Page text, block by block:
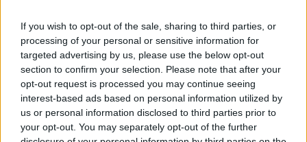
If you wish to opt-out of the sale, sharing to third parties, or
processing of your personal or sensitive information for
targeted advertising by us, please use the below opt-out
section to confirm your selection. Please note that after your
opt-out request is processed you may continue seeing
interest-based ads based on personal information utilized by
us or personal information disclosed to third parties prior to
your opt-out. You may separately opt-out of the further
sokszorosa lehet. A lézer által kibocsátott hullámok mágneses
mezejének iránya állandó, és a lézerek fénye egyszínű. A
lézersugár egy olyan elektromágneses hullám, amely közel
egyetlen hullámhosszú összetevőből áll.
Az első lézert az amerikai Theodore Harold Maiman
fejlesztette ki 1960-ban. 1964-ben Alexander Mihajlovics
Prohorov szovjet akadémikus, Charles Hard Townes amerikai